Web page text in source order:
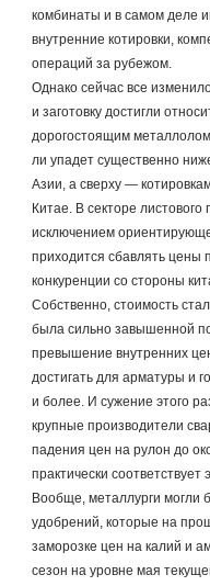
комбинаты и в самом деле
внутренние котировки,
операций за рубежом.
Однако сейчас все
и заготовку достигли
дорогостоящим
ли упадет существенно
Азии, а сверху —
Китае. В секторе
исключением
приходится сбавлять цены
конкуренции со стороны
Собственно, стоимость
была сильно завышенной
превышение внутренних
достигать для арматуры и
и более. И сужение этого
крупные производители
падения цен на рулон до
практически соответствует
Вообще, металлурги могли
удобрений, которые на
заморозке цен на калий и
сезон на уровне мая